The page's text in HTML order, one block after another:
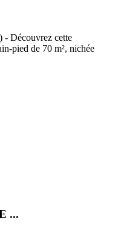
) - Découvrez cette
pied de 70 m², nichée
...